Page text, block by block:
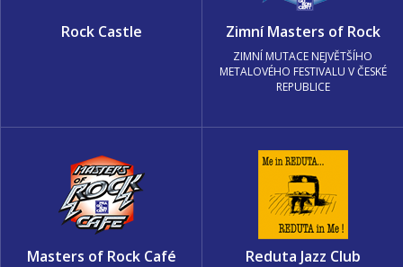
Rock Castle Zimní Masters of Rock
ZIMNÍ MUTACE NEJVĚTŠÍHO
METALOVÉHO FESTIVALU V ČESKÉ
REPUBLICE
Masters of Rock Café Reduta Jazz Club